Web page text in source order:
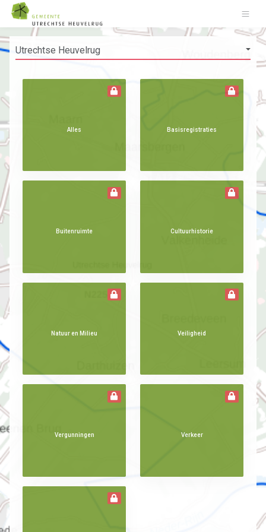
Alles Basisregistraties
Buitenruimte Cultuurhistorie
Natuur en Milieu Veiligheid
Vergunningen Verkeer